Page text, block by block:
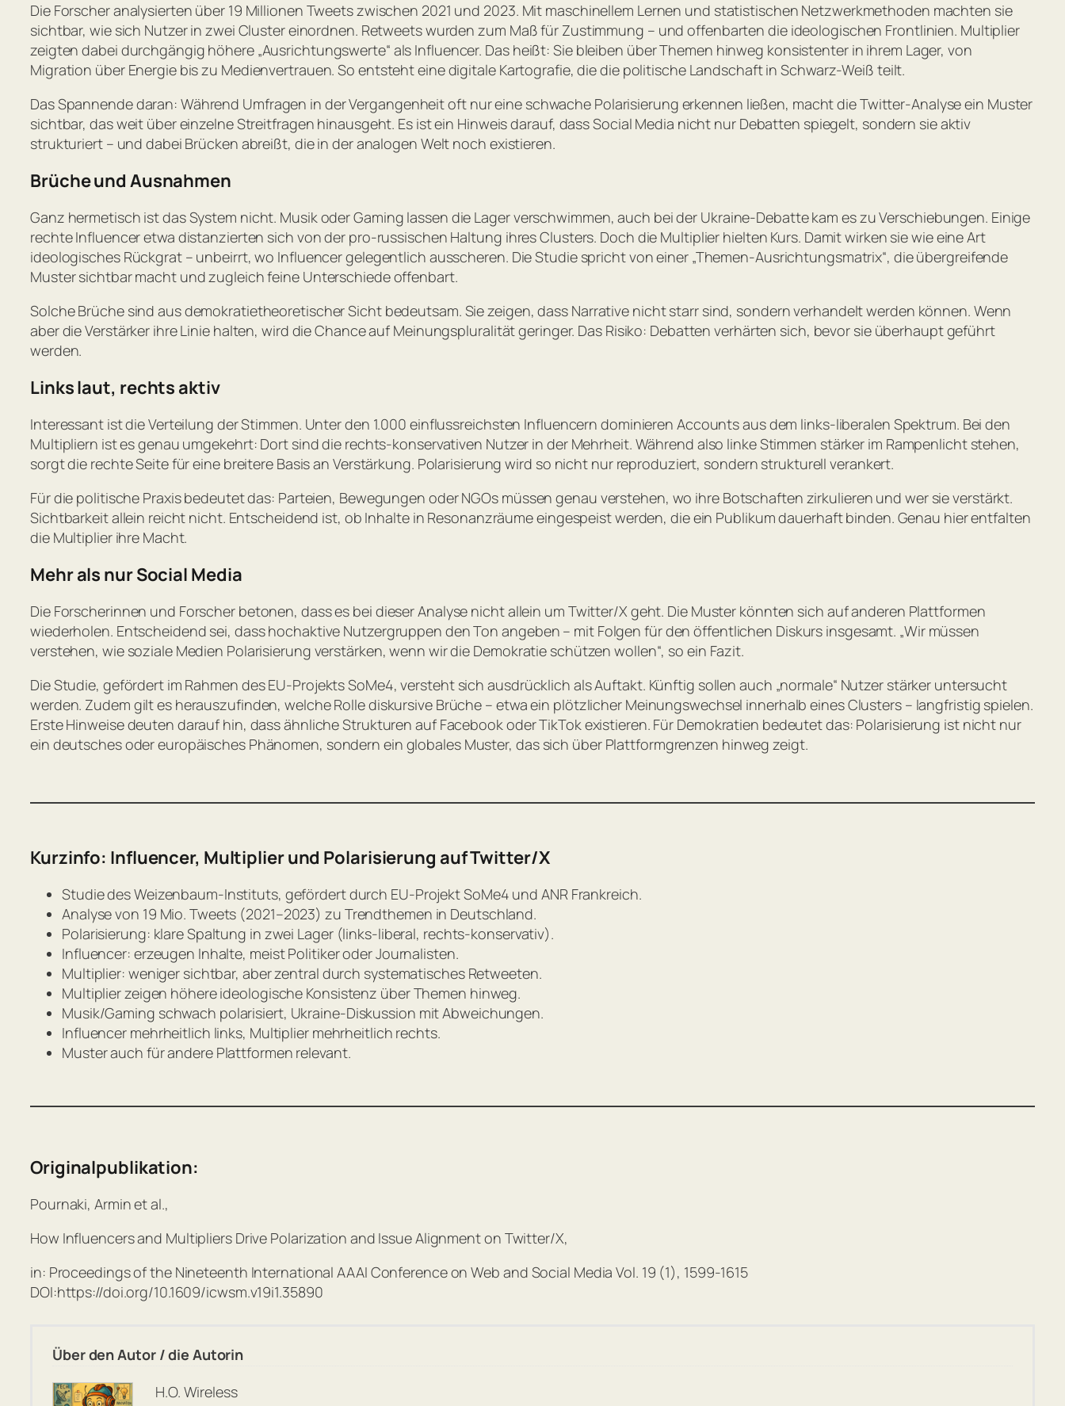
Die Forscher analysierten über 19 Millionen Tweets zwischen 2021 und 2023. Mit maschinellem Lernen und statistischen Netzwerkmethoden machten sie
sichtbar, wie sich Nutzer in zwei Cluster einordnen. Retweets wurden zum Maß für Zustimmung – und offenbarten die ideologischen Frontlinien. Multiplier
zeigten dabei durchgängig höhere „Ausrichtungswerte“ als Influencer. Das heißt: Sie bleiben über Themen hinweg konsistenter in ihrem Lager, von
Migration über Energie bis zu Medienvertrauen. So entsteht eine digitale Kartografie, die die politische Landschaft in Schwarz-Weiß teilt.
Das Spannende daran: Während Umfragen in der Vergangenheit oft nur eine schwache Polarisierung erkennen ließen, macht die Twitter-Analyse ein Muster
sichtbar, das weit über einzelne Streitfragen hinausgeht. Es ist ein Hinweis darauf, dass Social Media nicht nur Debatten spiegelt, sondern sie aktiv
strukturiert – und dabei Brücken abreißt, die in der analogen Welt noch existieren.
Brüche und Ausnahmen
Ganz hermetisch ist das System nicht. Musik oder Gaming lassen die Lager verschwimmen, auch bei der Ukraine-Debatte kam es zu Verschiebungen. Einige
rechte Influencer etwa distanzierten sich von der pro-russischen Haltung ihres Clusters. Doch die Multiplier hielten Kurs. Damit wirken sie wie eine Art
ideologisches Rückgrat – unbeirrt, wo Influencer gelegentlich ausscheren. Die Studie spricht von einer „Themen-Ausrichtungsmatrix“, die übergreifende
Muster sichtbar macht und zugleich feine Unterschiede offenbart.
Solche Brüche sind aus demokratietheoretischer Sicht bedeutsam. Sie zeigen, dass Narrative nicht starr sind, sondern verhandelt werden können. Wenn
aber die Verstärker ihre Linie halten, wird die Chance auf Meinungspluralität geringer. Das Risiko: Debatten verhärten sich, bevor sie überhaupt geführt
werden.
Links laut, rechts aktiv
Interessant ist die Verteilung der Stimmen. Unter den 1.000 einflussreichsten Influencern dominieren Accounts aus dem links-liberalen Spektrum. Bei den
Multipliern ist es genau umgekehrt: Dort sind die rechts-konservativen Nutzer in der Mehrheit. Während also linke Stimmen stärker im Rampenlicht stehen,
sorgt die rechte Seite für eine breitere Basis an Verstärkung. Polarisierung wird so nicht nur reproduziert, sondern strukturell verankert.
Für die politische Praxis bedeutet das: Parteien, Bewegungen oder NGOs müssen genau verstehen, wo ihre Botschaften zirkulieren und wer sie verstärkt.
Sichtbarkeit allein reicht nicht. Entscheidend ist, ob Inhalte in Resonanzräume eingespeist werden, die ein Publikum dauerhaft binden. Genau hier entfalten
die Multiplier ihre Macht.
Mehr als nur Social Media
Die Forscherinnen und Forscher betonen, dass es bei dieser Analyse nicht allein um Twitter/X geht. Die Muster könnten sich auf anderen Plattformen
wiederholen. Entscheidend sei, dass hochaktive Nutzergruppen den Ton angeben – mit Folgen für den öffentlichen Diskurs insgesamt. „Wir müssen
verstehen, wie soziale Medien Polarisierung verstärken, wenn wir die Demokratie schützen wollen“, so ein Fazit.
Die Studie, gefördert im Rahmen des EU-Projekts SoMe4, versteht sich ausdrücklich als Auftakt. Künftig sollen auch „normale“ Nutzer stärker untersucht
werden. Zudem gilt es herauszufinden, welche Rolle diskursive Brüche – etwa ein plötzlicher Meinungswechsel innerhalb eines Clusters – langfristig spielen.
Erste Hinweise deuten darauf hin, dass ähnliche Strukturen auf Facebook oder TikTok existieren. Für Demokratien bedeutet das: Polarisierung ist nicht nur
ein deutsches oder europäisches Phänomen, sondern ein globales Muster, das sich über Plattformgrenzen hinweg zeigt.
Kurzinfo: Influencer, Multiplier und Polarisierung auf Twitter/X
Studie des Weizenbaum-Instituts, gefördert durch EU-Projekt SoMe4 und ANR Frankreich.
Analyse von 19 Mio. Tweets (2021–2023) zu Trendthemen in Deutschland.
Polarisierung: klare Spaltung in zwei Lager (links-liberal, rechts-konservativ).
Influencer: erzeugen Inhalte, meist Politiker oder Journalisten.
Multiplier: weniger sichtbar, aber zentral durch systematisches Retweeten.
Multiplier zeigen höhere ideologische Konsistenz über Themen hinweg.
Musik/Gaming schwach polarisiert, Ukraine-Diskussion mit Abweichungen.
Influencer mehrheitlich links, Multiplier mehrheitlich rechts.
Muster auch für andere Plattformen relevant.
Originalpublikation:
Pournaki, Armin et al.,
How Influencers and Multipliers Drive Polarization and Issue Alignment on Twitter/X,
in: Proceedings of the Nineteenth International AAAI Conference on Web and Social Media Vol. 19 (1), 1599-1615
DOI:https://doi.org/10.1609/icwsm.v19i1.35890
Über den Autor / die Autorin
H.O. Wireless